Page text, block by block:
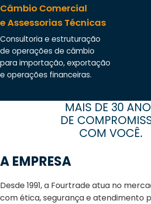
Câmbio Comercial
e Assessorias Técnicas
Consultoria e estruturação
de operações de câmbio
para importação, exportação
e operações financeiras.
MAIS DE 30
DE
COM VOCÊ.
A EMPRESA
Desde 1991, a Fourtrade atua no
com ética, segurança e atendimento